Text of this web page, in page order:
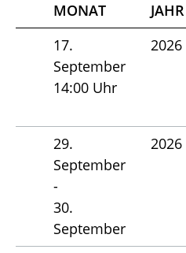
MONAT JAHR
17.
September
14:00 Uhr
2026
29.
September
-
30.
September
2026